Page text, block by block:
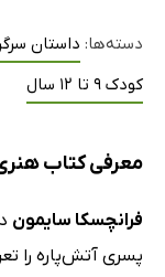
دسته‌ها: داستان
کودک 9 تا 12 سال
معرفی کتاب هنری
فرانچسکا سایمون
پسری آتش‌پاره را